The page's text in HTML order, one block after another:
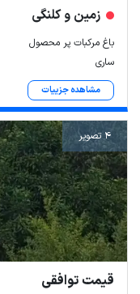
زمین و کلنگی
باغ مرکبات پر محصول
ساری
مشاهده جزییات
4 تصویر
قیمت توافقی